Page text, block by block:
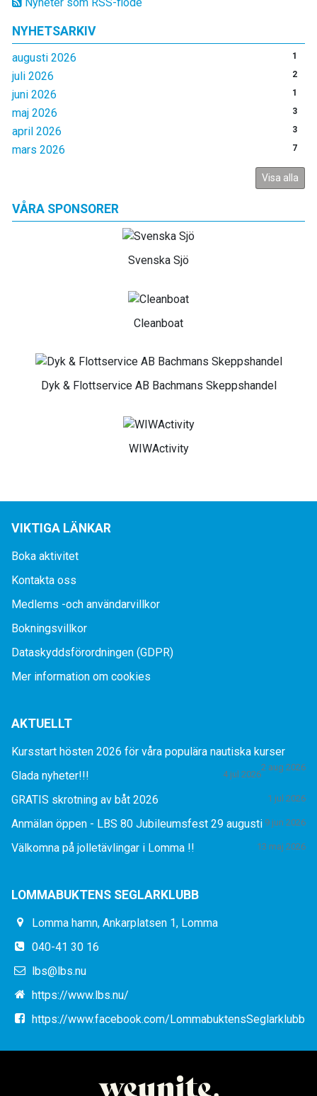
NYHETSARKIV
augusti 2026 1
juli 2026 2
juni 2026 1
maj 2026 3
april 2026 3
mars 2026 7
Visa alla
VÅRA SPONSORER
Svenska Sjö
Cleanboat
Dyk & Flottservice AB Bachmans Skeppshandel
WIWActivity
VIKTIGA LÄNKAR
Boka aktivitet
Kontakta oss
Medlems -och användarvillkor
Bokningsvillkor
Dataskyddsförordningen (GDPR)
Mer information om cookies
AKTUELLT
Kursstart hösten 2026 för våra populära nautiska kurser
2 aug 2026
Glada nyheter!!! 4 jul 2026
GRATIS skrotning av båt 2026 1 jul 2026
Anmälan öppen - LBS 80 Jubileumsfest 29 augusti 9 jun 2026
Välkomna på jolletävlingar i Lomma !! 13 maj 2026
LOMMABUKTENS SEGLARKLUBB
Lomma hamn, Ankarplatsen 1, Lomma
040-41 30 16
lbs@lbs.nu
https://www.lbs.nu/
https://www.facebook.com/LommabuktensSeglarklubb